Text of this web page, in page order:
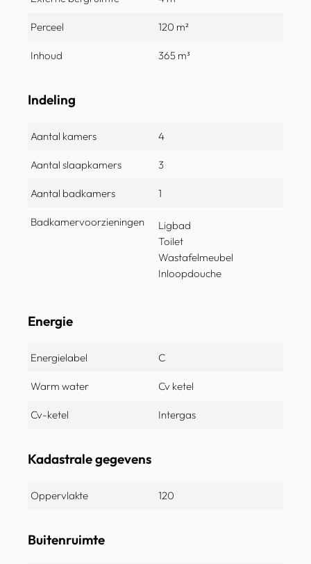
Perceel 120 m²
Inhoud 365 m³
Indeling
Aantal kamers 4
Aantal slaapkamers 3
Aantal badkamers 1
Badkamervoorzieningen
Ligbad
Toilet
Wastafelmeubel
Inloopdouche
Energie
Energielabel C
Warm water Cv ketel
Cv-ketel Intergas
Kadastrale gegevens
Oppervlakte 120
Buitenruimte